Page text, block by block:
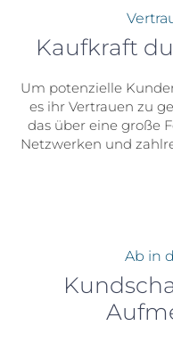
Kaufkraft
Um potenzielle
es ihr Vertrauen zu
das über eine große
Netzwerken und
Ab in